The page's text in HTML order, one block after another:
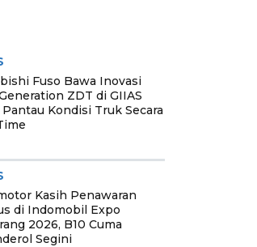
Fuso Bawa Inovasi
ZDT di GIIAS
Pantau Kondisi Truk Secara
Kasih Penawaran
di Indomobil Expo
2026, B10 Cuma
Segini